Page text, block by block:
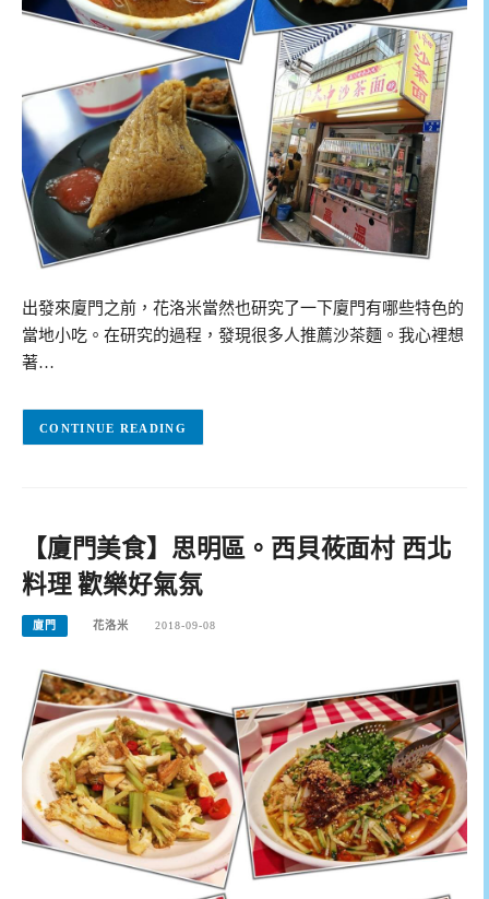
出發來廈門之前，花洛米當然也研究了一下廈門有哪些特色的
當地小吃。在研究的過程，發現很多人推薦沙茶麵。我心裡想
著…
CONTINUE READING
【廈門美食】思明區。西貝莜面村 西北
料理 歡樂好氣氛
廈門 花洛米 2018-09-08